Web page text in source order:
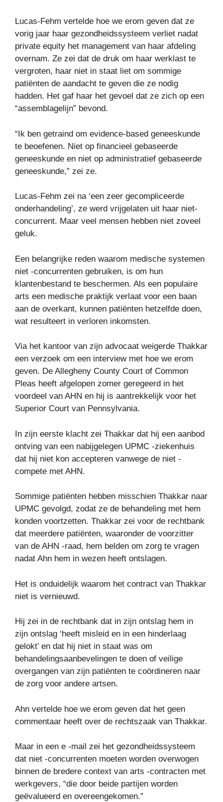
Lucas-Fehm vertelde hoe we erom geven dat ze
vorig jaar haar gezondheidssysteem verliet nadat
private equity het management van haar afdeling
overnam. Ze zei dat de druk om haar werklast te
vergroten, haar niet in staat liet om sommige
patiënten de aandacht te geven die ze nodig
hadden. Het gaf haar het gevoel dat ze zich op een
“assemblagelijn” bevond.
“Ik ben getraind om evidence-based geneeskunde
te beoefenen. Niet op financieel gebaseerde
geneeskunde en niet op administratief gebaseerde
geneeskunde,” zei ze.
Lucas-Fehm zei na ‘een zeer gecompliceerde
onderhandeling’, ze werd vrijgelaten uit haar niet-
concurrent. Maar veel mensen hebben niet zoveel
geluk.
Een belangrijke reden waarom medische systemen
niet -concurrenten gebruiken, is om hun
klantenbestand te beschermen. Als een populaire
arts een medische praktijk verlaat voor een baan
aan de overkant, kunnen patiënten hetzelfde doen,
wat resulteert in verloren inkomsten.
Via het kantoor van zijn advocaat weigerde Thakkar
een verzoek om een ​​interview met hoe we erom
geven. De Allegheny County Court of Common
Pleas heeft afgelopen zomer geregeerd in het
voordeel van AHN en hij is aantrekkelijk voor het
Superior Court van Pennsylvania.
In zijn eerste klacht zei Thakkar dat hij een aanbod
ontving van een nabijgelegen UPMC -ziekenhuis
dat hij niet kon accepteren vanwege de niet -
compete met AHN.
Sommige patiënten hebben misschien Thakkar naar
UPMC gevolgd, zodat ze de behandeling met hem
konden voortzetten. Thakkar zei voor de rechtbank
dat meerdere patiënten, waaronder de voorzitter
van de AHN -raad, hem belden om zorg te vragen
nadat Ahn hem in wezen heeft ontslagen.
Het is onduidelijk waarom het contract van Thakkar
niet is vernieuwd.
Hij zei in de rechtbank dat in zijn ontslag hem in
zijn ontslag ‘heeft misleid en in een hinderlaag
gelokt’ en dat hij niet in staat was om
behandelingsaanbevelingen te doen of veilige
overgangen van zijn patiënten te coördineren naar
de zorg voor andere artsen.
Ahn vertelde hoe we erom geven dat het geen
commentaar heeft over de rechtszaak van Thakkar.
Maar in een e -mail zei het gezondheidssysteem
dat niet -concurrenten moeten worden overwogen
binnen de bredere context van arts -contracten met
werkgevers, “die door beide partijen worden
geëvalueerd en overeengekomen.”